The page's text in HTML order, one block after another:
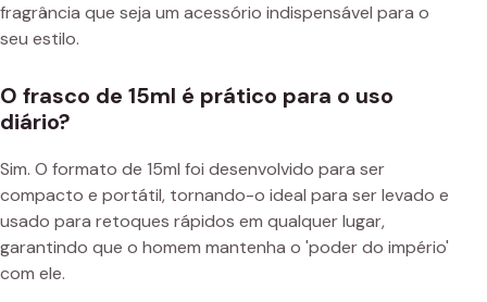
fragrância que seja um acessório indispensável para o
seu estilo.
O frasco de 15ml é prático para o uso
diário?
Sim. O formato de 15ml foi desenvolvido para ser
compacto e portátil, tornando-o ideal para ser levado e
usado para retoques rápidos em qualquer lugar,
garantindo que o homem mantenha o 'poder do império'
com ele.